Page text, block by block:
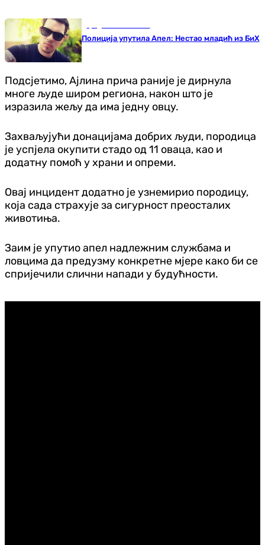
Полиција упутила Апел: Нестао младић из БиХ
Подсјетимо, Ајлина прича раније је дирнула
многе људе широм региона, након што је
изразила жељу да има једну овцу.
Захваљујући донацијама добрих људи, породица
је успјела окупити стадо од 11 оваца, као и
додатну помоћ у храни и опреми.
Овај инцидент додатно је узнемирио породицу,
која сада страхује за сигурност преосталих
животиња.
Заим је упутио апел надлежним службама и
ловцима да предузму конкретне мјере како би се
спријечили слични напади у будућности.